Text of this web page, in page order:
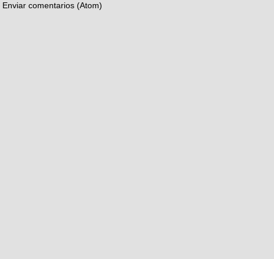
Enviar comentarios (Atom)